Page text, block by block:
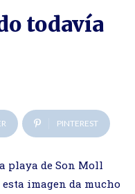
todavía
PINTEREST
playa de Son Moll
esta imagen da mucho